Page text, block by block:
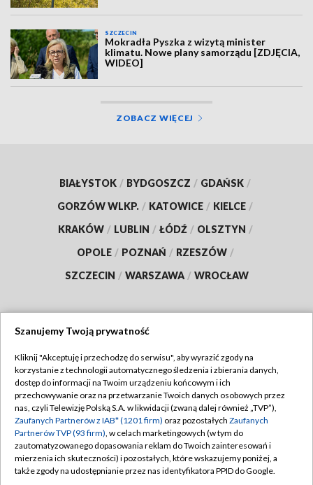
SZCZECIN
Mokradła Pyszka z wizytą minister
klimatu. Nowe plany samorządu [ZDJĘCIA,
WIDEO]
ZOBACZ WIĘCEJ
BIAŁYSTOK / BYDGOSZCZ / GDAŃSK /
GORZÓW WLKP. / KATOWICE / KIELCE /
KRAKÓW / LUBLIN / ŁÓDŹ / OLSZTYN /
OPOLE / POZNAŃ / RZESZÓW /
SZCZECIN / WARSZAWA / WROCŁAW
TVP
Abonament TVP
Emisja w TVP
Centrum informacji TVP
Naziemna Telewizja Cyfrowa
Regulamin TVP
Polityka prywatności
Moje zgody
Pomoc
Szanujemy Twoją prywatność
Kliknij "Akceptuję i przechodzę do serwisu", aby wyrazić zgody na
korzystanie z technologii automatycznego śledzenia i zbierania danych,
dostęp do informacji na Twoim urządzeniu końcowym i ich
przechowywanie oraz na przetwarzanie Twoich danych osobowych przez
nas, czyli Telewizję Polską S.A. w likwidacji (zwaną dalej również „TVP”),
Zaufanych Partnerów z IAB* (1201 firm) oraz pozostałych Zaufanych
Partnerów TVP (93 firm), w celach marketingowych (w tym do
zautomatyzowanego dopasowania reklam do Twoich zainteresowań i
mierzenia ich skuteczności) i pozostałych, które wskazujemy poniżej, a
także zgody na udostępnianie przez nas identyfikatora PPID do Google.